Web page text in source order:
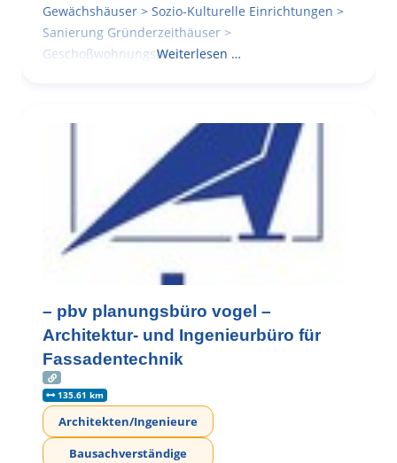
Gewächshäuser > Sozio-Kulturelle Einrichtungen >
Sanierung Gründerzeithäuser >
GeschoßwohnungsbauWeiterlesen …
– pbv planungsbüro vogel –
Architektur- und Ingenieurbüro für
Fassadentechnik
135.61 km
Architekten/Ingenieure
Bausachverständige